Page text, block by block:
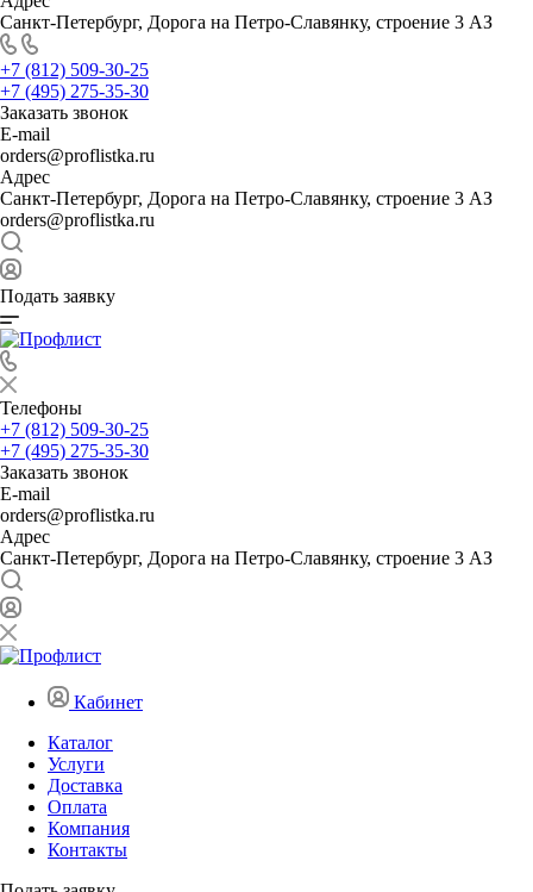
Санкт-Петербург, Дорога на Петро-Славянку, строение 3 АЗ
+7 (812) 509-30-25
+7 (495) 275-35-30
Заказать звонок
E-mail
orders@proflistka.ru
Адрес
Санкт-Петербург, Дорога на Петро-Славянку, строение 3 АЗ
orders@proflistka.ru
Подать заявку
Телефоны
+7 (812) 509-30-25
+7 (495) 275-35-30
Заказать звонок
E-mail
orders@proflistka.ru
Адрес
Санкт-Петербург, Дорога на Петро-Славянку, строение 3 АЗ
Кабинет
Каталог
Услуги
Доставка
Оплата
Компания
Контакты